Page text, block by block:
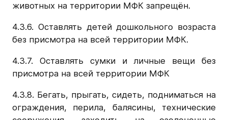
животных на территории МФК запрещён.
4.3.6. Оставлять детей дошкольного возраста
без присмотра на всей территории МФК.
4.3.7. Оставлять сумки и личные вещи без
присмотра на всей территории МФК
4.3.8. Бегать, прыгать, сидеть, подниматься на
ограждения, перила, балясины, технические